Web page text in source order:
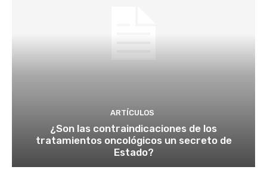
ARTÍCULOS
¿Son las contraindicaciones de los
tratamientos oncológicos un secreto de
Estado?